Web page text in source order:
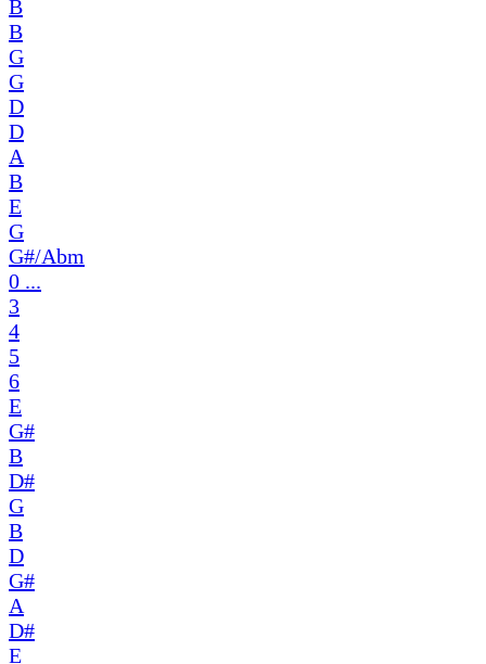
B
B
G
G
D
D
A
B
E
G
G#/Abm
0 ...
3
4
5
6
E
G#
B
D#
G
B
D
G#
A
D#
E